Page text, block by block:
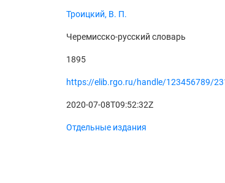
Троицкий, В. П.
Черемисско-русский словарь
1895
https://elib.rgo.ru/handle/123456789/
2020-07-08T09:52:32Z
Отдельные издания